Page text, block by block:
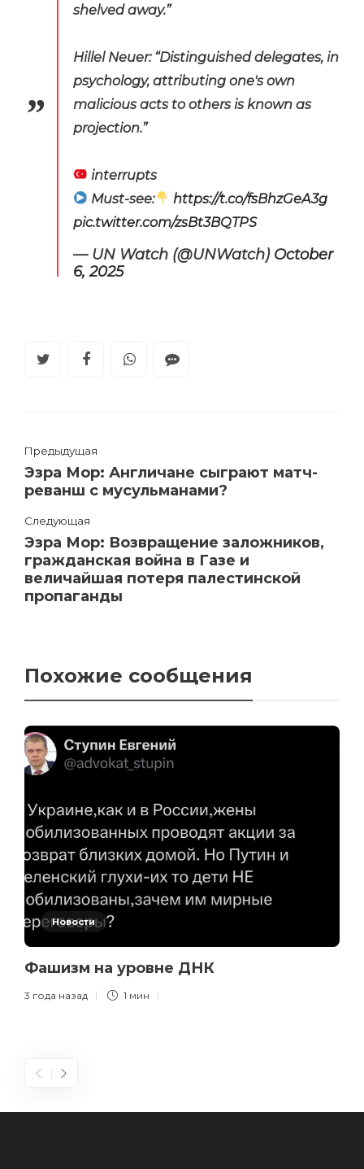
shelved away.”
⁠⁠Hillel Neuer: “Distinguished delegates, in
psychology, attributing one's own
malicious acts to others is known as
projection.”
interrupts
Must-see:
https://t.co/fsBhzGeA3g
pic.twitter.com/zsBt3BQTPS
— UN Watch (@UNWatch) October
6, 2025
Предыдущая
Эзра Мор: Англичане сыграют матч-
реванш с мусульманами?
Следующая
Эзра Мор: Возвращение заложников,
гражданская война в Газе и
величайшая потеря палестинской
пропаганды
Похожие сообщения
Новости
Фашизм на уровне ДНК
3 года назад 1 мин